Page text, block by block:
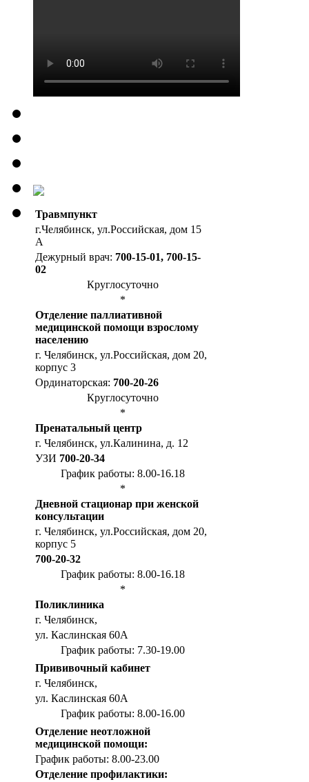
Травмпункт
г.Челябинск, ул.Российская, дом 15
А
Дежурный врач: 700-15-01, 700-15-
02
Круглосуточно
*
Отделение паллиативной
медицинской помощи взрослому
населению
г. Челябинск, ул.Российская, дом 20,
корпус 3
Ординаторская: 700-20-26
Круглосуточно
*
Пренатальный центр
г. Челябинск, ул.Калинина, д. 12
УЗИ 700-20-34
График работы: 8.00-16.18
*
Дневной стационар при женской
консультации
г. Челябинск, ул.Российская, дом 20,
корпус 5
700-20-32
График работы: 8.00-16.18
*
Поликлиника
г. Челябинск,
ул. Каслинская 60А
График работы: 7.30-19.00
Прививочный кабинет
г. Челябинск,
ул. Каслинская 60А
График работы: 8.00-16.00
Отделение неотложной
медицинской помощи:
График работы: 8.00-23.00
Отделение профилактики: